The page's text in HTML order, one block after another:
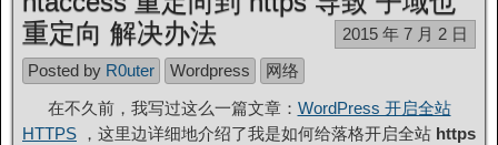
重定向 解决办法
2015 年 7 月 2 日
Posted by R0uter Wordpress
网络
在不久前，我写过这么一篇文章： WordPress 开启全站
HTTPS ，这里边详细地介绍了我是如何给落格开启全站 https